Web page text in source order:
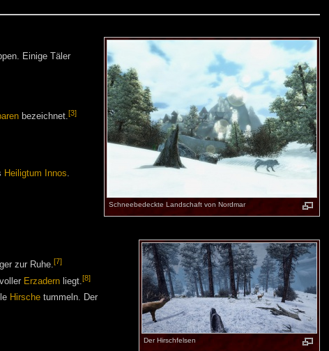
Schneebedeckte Landschaft von Nordmar
Einige Täler
bezeichnet.[3]
Heiligtum Innos
Der Hirschfelsen
zur Ruhe.[7]
Erzadern liegt.[8]
Hirsche tummeln. Der